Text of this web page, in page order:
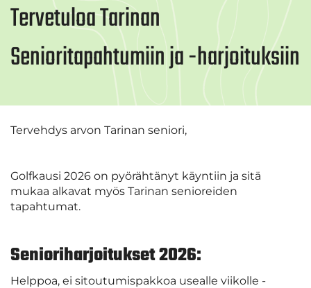
Tervetuloa Tarinan
Senioritapahtumiin ja -harjoituksiin
Tervehdys arvon Tarinan seniori,
Golfkausi 2026 on pyörähtänyt käyntiin ja sitä
mukaa alkavat myös Tarinan senioreiden
tapahtumat.
Senioriharjoitukset 2026:
Helppoa, ei sitoutumispakkoa usealle viikolle -